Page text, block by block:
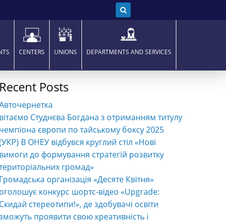
CENTERS UNIONS DEPARTMENTS AND SERVICES
Recent Posts
вітаємо Студнєва Богдана з отриманням титулу
чемпіона європи по тайському боксу 2025
В ОНЕУ відбувся круглий стіл «Нові
вимоги до формування стратегій розвитку
громад»
Громадська організація «Десяте Квітня»
оголошує конкурс шортс-відео «Upgrade:
Скидай стереотипи!», де здобувачі освіти
проявити свою креативність і